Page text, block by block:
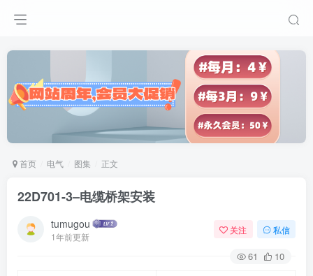
首页 电气 图集 正文
22D701-3–电缆桥架安装
tumugou
1年前更新
关注 私信
61 10